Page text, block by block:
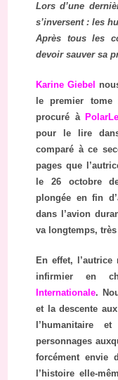
Lors d’une
s’inversent : les
Après tous les
devoir sauver sa
Karine Giebel
le premier
procuré à
pour le lire
comparé à ce
pages que
le 26 octobre
plongée en fin
dans l’avion
va longtemps,
En effet,
infirmier en
Internationale.
et la descente
l’humanitaire
personnages
forcément envie
l’histoire elle-